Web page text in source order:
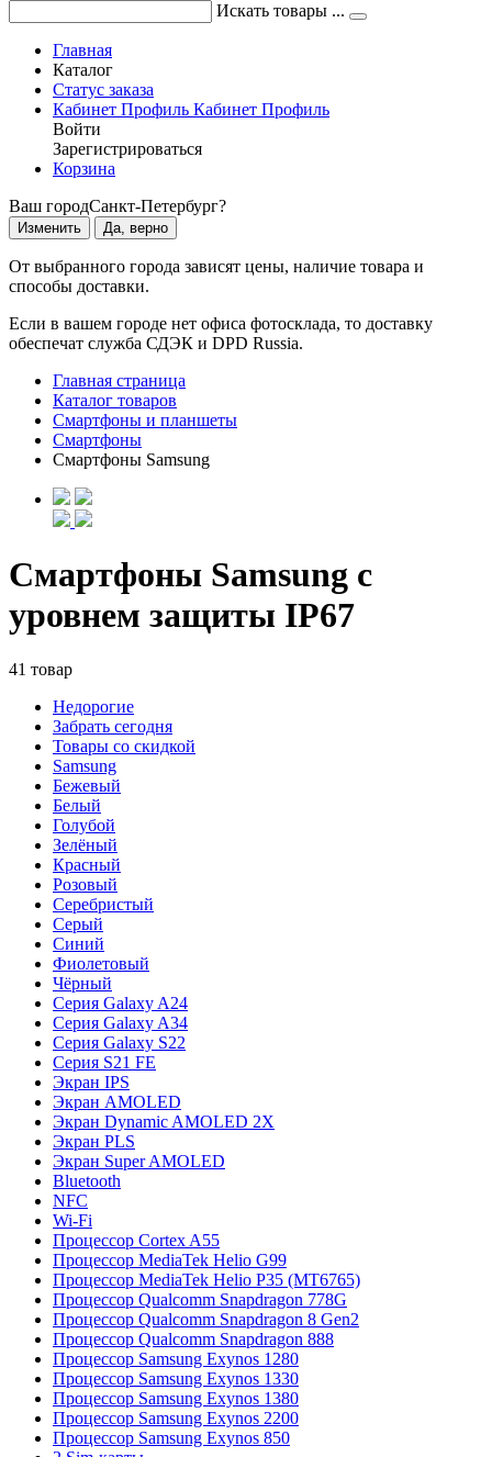
Искать товары ...
Главная
Каталог
Статус заказа
Кабинет Профиль Кабинет Профиль
Войти
Зарегистрироваться
Корзина
Ваш городСанкт-Петербург?
Изменить Да, верно
От выбранного города зависят цены, наличие товара и
способы доставки.
Если в вашем городе нет офиса фотосклада, то доставку
обеспечат служба СДЭК и DPD Russia.
Главная страница
Каталог товаров
Смартфоны и планшеты
Смартфоны
Смартфоны Samsung
Смартфоны Samsung с
уровнем защиты IP67
41 товар
Недорогие
Забрать сегодня
Товары со скидкой
Samsung
Бежевый
Белый
Голубой
Зелёный
Красный
Розовый
Серебристый
Серый
Синий
Фиолетовый
Чёрный
Серия Galaxy A24
Серия Galaxy A34
Серия Galaxy S22
Серия S21 FE
Экран IPS
Экран AMOLED
Экран Dynamic AMOLED 2X
Экран PLS
Экран Super AMOLED
Bluetooth
NFC
Wi-Fi
Процессор Cortex A55
Процессор MediaTek Helio G99
Процессор MediaTek Helio P35 (MT6765)
Процессор Qualcomm Snapdragon 778G
Процессор Qualcomm Snapdragon 8 Gen2
Процессор Qualcomm Snapdragon 888
Процессор Samsung Exynos 1280
Процессор Samsung Exynos 1330
Процессор Samsung Exynos 1380
Процессор Samsung Exynos 2200
Процессор Samsung Exynos 850